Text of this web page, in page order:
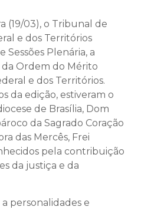
(19/03), o Tribunal de
e dos Territórios
Sessões Plenária, a
Ordem do Mérito
e dos Territórios.
da edição, estiveram o
de Brasília, Dom
da Sagrado Coração
das Mercês, Frei
pela contribuição
da justiça e da
personalidades e